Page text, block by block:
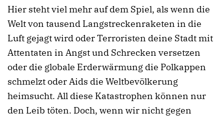
Hier steht viel mehr auf dem Spiel, als wenn die
Welt von tausend Langstreckenraketen in die
Luft gejagt wird oder Terroristen deine Stadt mit
Attentaten in Angst und Schrecken versetzen
oder die globale Erderwärmung die Polkappen
schmelzt oder Aids die Weltbevölkerung
heimsucht. All diese Katastrophen können nur
den Leib töten. Doch, wenn wir nicht gegen